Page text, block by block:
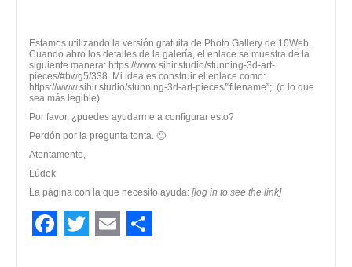
Estamos utilizando la versión gratuita de Photo Gallery de 10Web.
Cuando abro los detalles de la galería, el enlace se muestra de la
siguiente manera: https://www.sihir.studio/stunning-3d-art-
pieces/#bwg5/338. Mi idea es construir el enlace como:
https://www.sihir.studio/stunning-3d-art-pieces/”filename”;. (o lo que
sea más legible)
Por favor, ¿puedes ayudarme a configurar esto?
Perdón por la pregunta tonta. 🙂
Atentamente,
Lúdek
La página con la que necesito ayuda: [log in to see the link]